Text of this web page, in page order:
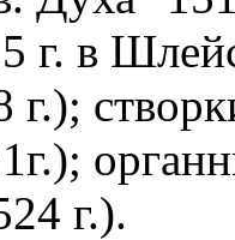
г. в
г.);
г.).